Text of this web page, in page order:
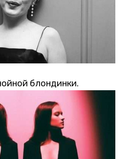
блондинки.